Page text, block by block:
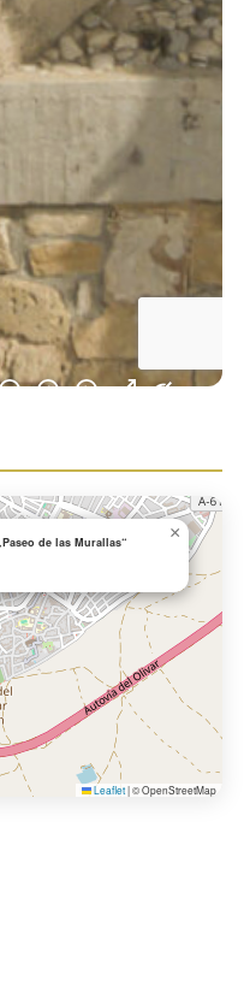
de las Murallas“
×
Leaflet|© OpenStreetMap